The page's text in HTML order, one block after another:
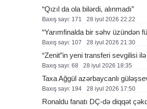
“Qızıl da ola bilərdi, alınmadı”
Baxış sayı: 171 28 i̇yul 2026 22:22
“Yarımfinalda bir səhv üzündən
Baxış sayı: 107 28 i̇yul 2026 21:30
“Zenit”in yeni transferi sevgilisi
Baxış sayı: 68 28 i̇yul 2026 18:35
Taxa Ağgül azərbaycanlı
Baxış sayı: 194 28 i̇yul 2026 17:50
Ronaldu fanatı DÇ-də diqqət